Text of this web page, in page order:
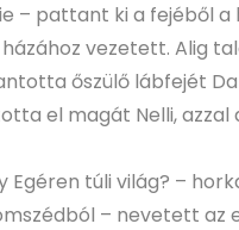
– pattant ki a fejéből
vezetett. Alig
őszülő lábfejét
el magát Nelli, azzal
Egéren túli világ? –
– nevetett